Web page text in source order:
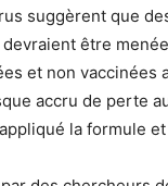
suggèrent que
être
et non vaccinées
accru de perte
la formule et